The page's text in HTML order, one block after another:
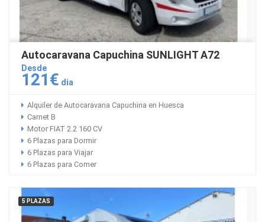
Autocaravana Capuchina SUNLIGHT A72
Desde
121€ dia
Alquiler de Autocaravana Capuchina en Huesca
Carnet B
Motor FIAT 2.2 160 CV
6 Plazas para Dormir
6 Plazas para Viajar
6 Plazas para Comer
5 PLAZAS